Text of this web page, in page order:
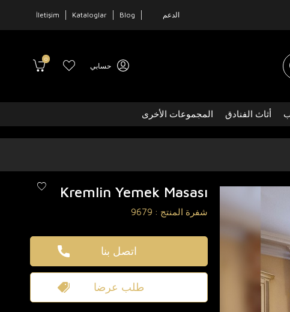
الدعم Blog
Kataloglar
İletişim
حسابي
0
أثاث الفنادق المجموعات الأخرى
Kremlin Yemek Masası
شفرة المنتج : 9679
اتصل بنا
طلب عرضا